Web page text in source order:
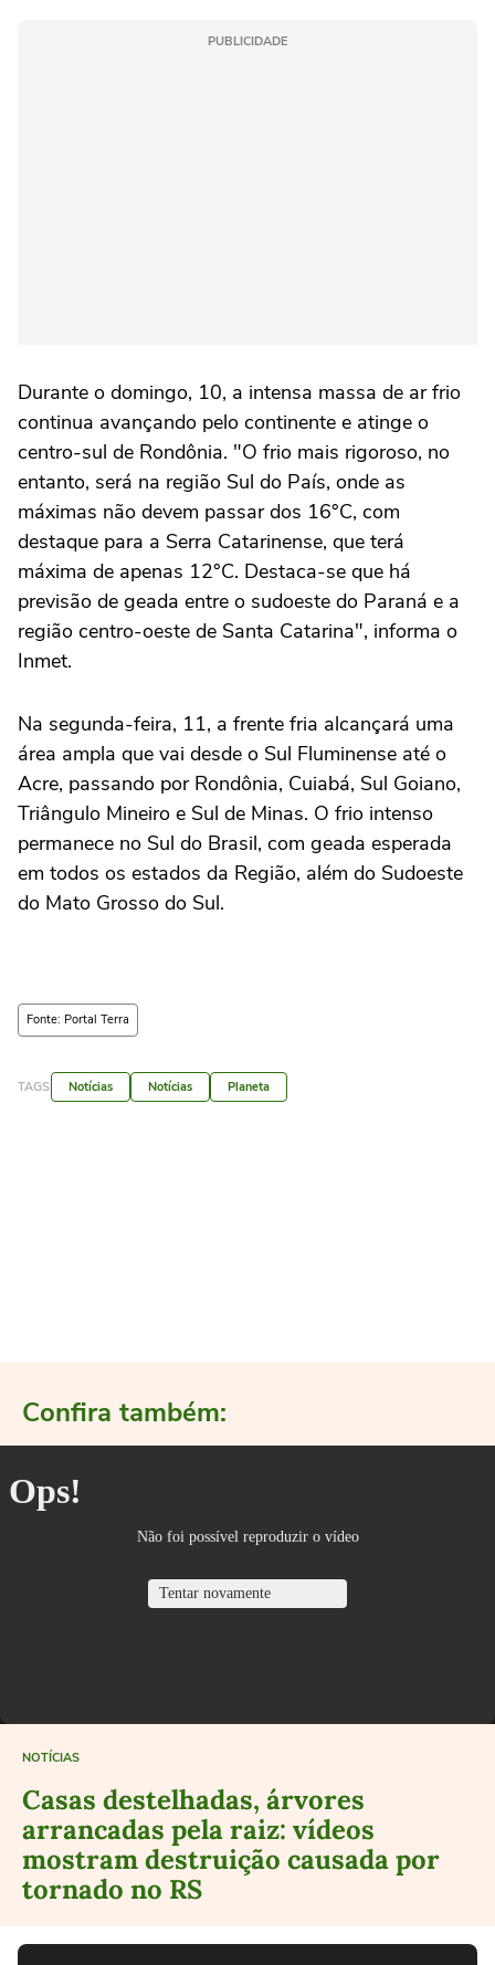
PUBLICIDADE
Durante o domingo, 10, a intensa massa de ar frio
continua avançando pelo continente e atinge o
centro-sul de Rondônia. "O frio mais rigoroso, no
entanto, será na região Sul do País, onde as
máximas não devem passar dos 16°C, com
destaque para a Serra Catarinense, que terá
máxima de apenas 12°C. Destaca-se que há
previsão de geada entre o sudoeste do Paraná e a
região centro-oeste de Santa Catarina", informa o
Inmet.
Na segunda-feira, 11, a frente fria alcançará uma
área ampla que vai desde o Sul Fluminense até o
Acre, passando por Rondônia, Cuiabá, Sul Goiano,
Triângulo Mineiro e Sul de Minas. O frio intenso
permanece no Sul do Brasil, com geada esperada
em todos os estados da Região, além do Sudoeste
do Mato Grosso do Sul.
Fonte: Portal Terra
TAGS Notícias Notícias Planeta
Confira também:
NOTÍCIAS
Casas destelhadas, árvores
arrancadas pela raiz: vídeos
mostram destruição causada por
tornado no RS